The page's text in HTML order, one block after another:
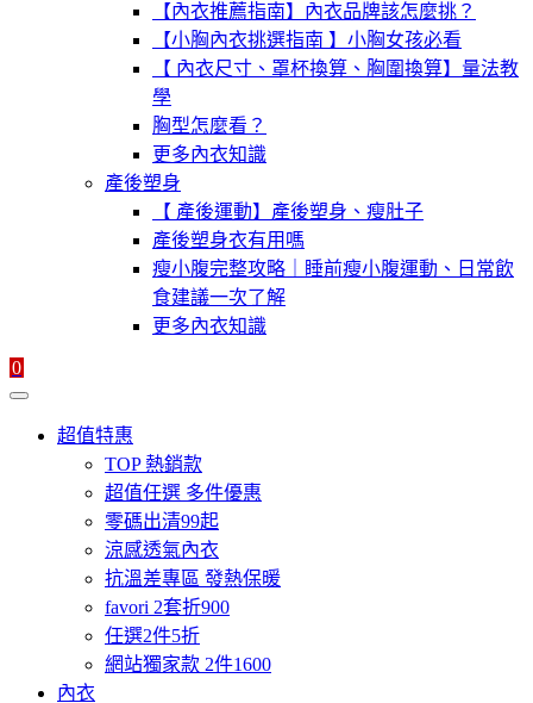
【內衣推薦指南】內衣品牌該怎麼挑？
【小胸內衣挑選指南 】小胸女孩必看
【 內衣尺寸、罩杯換算、胸圍換算】量法教
學
胸型怎麼看？
更多內衣知識
產後塑身
【 產後運動】產後塑身、瘦肚子
產後塑身衣有用嗎
瘦小腹完整攻略｜睡前瘦小腹運動、日常飲
食建議一次了解
更多內衣知識
0
超值特惠
TOP 熱銷款
超值任選 多件優惠
零碼出清99起
涼感透氣內衣
抗溫差專區 發熱保暖
favori 2套折900
任選2件5折
網站獨家款 2件1600
內衣